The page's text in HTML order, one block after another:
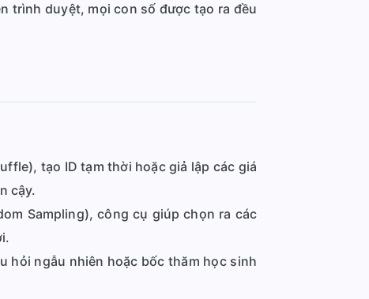
trình duyệt, mọi con số được tạo ra đều
tạo ID tạm thời hoặc giả lập các giá
cậy.
Sampling), công cụ giúp chọn ra các
hỏi ngẫu nhiên hoặc bốc thăm học sinh